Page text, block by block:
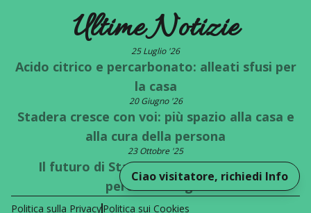
Ciao visitatore, richiedi Info
Ultime Notizie
25 Luglio '26
Acido citrico e percarbonato: alleati sfusi per
la casa
20 Giugno '26
Stadera cresce con voi: più spazio alla casa e
alla cura della persona
23 Ottobre '25
Il futuro di Stadera è a un bivio: quale
percorso scegli?
Politica sulla PrivacyPolitica sui Cookies